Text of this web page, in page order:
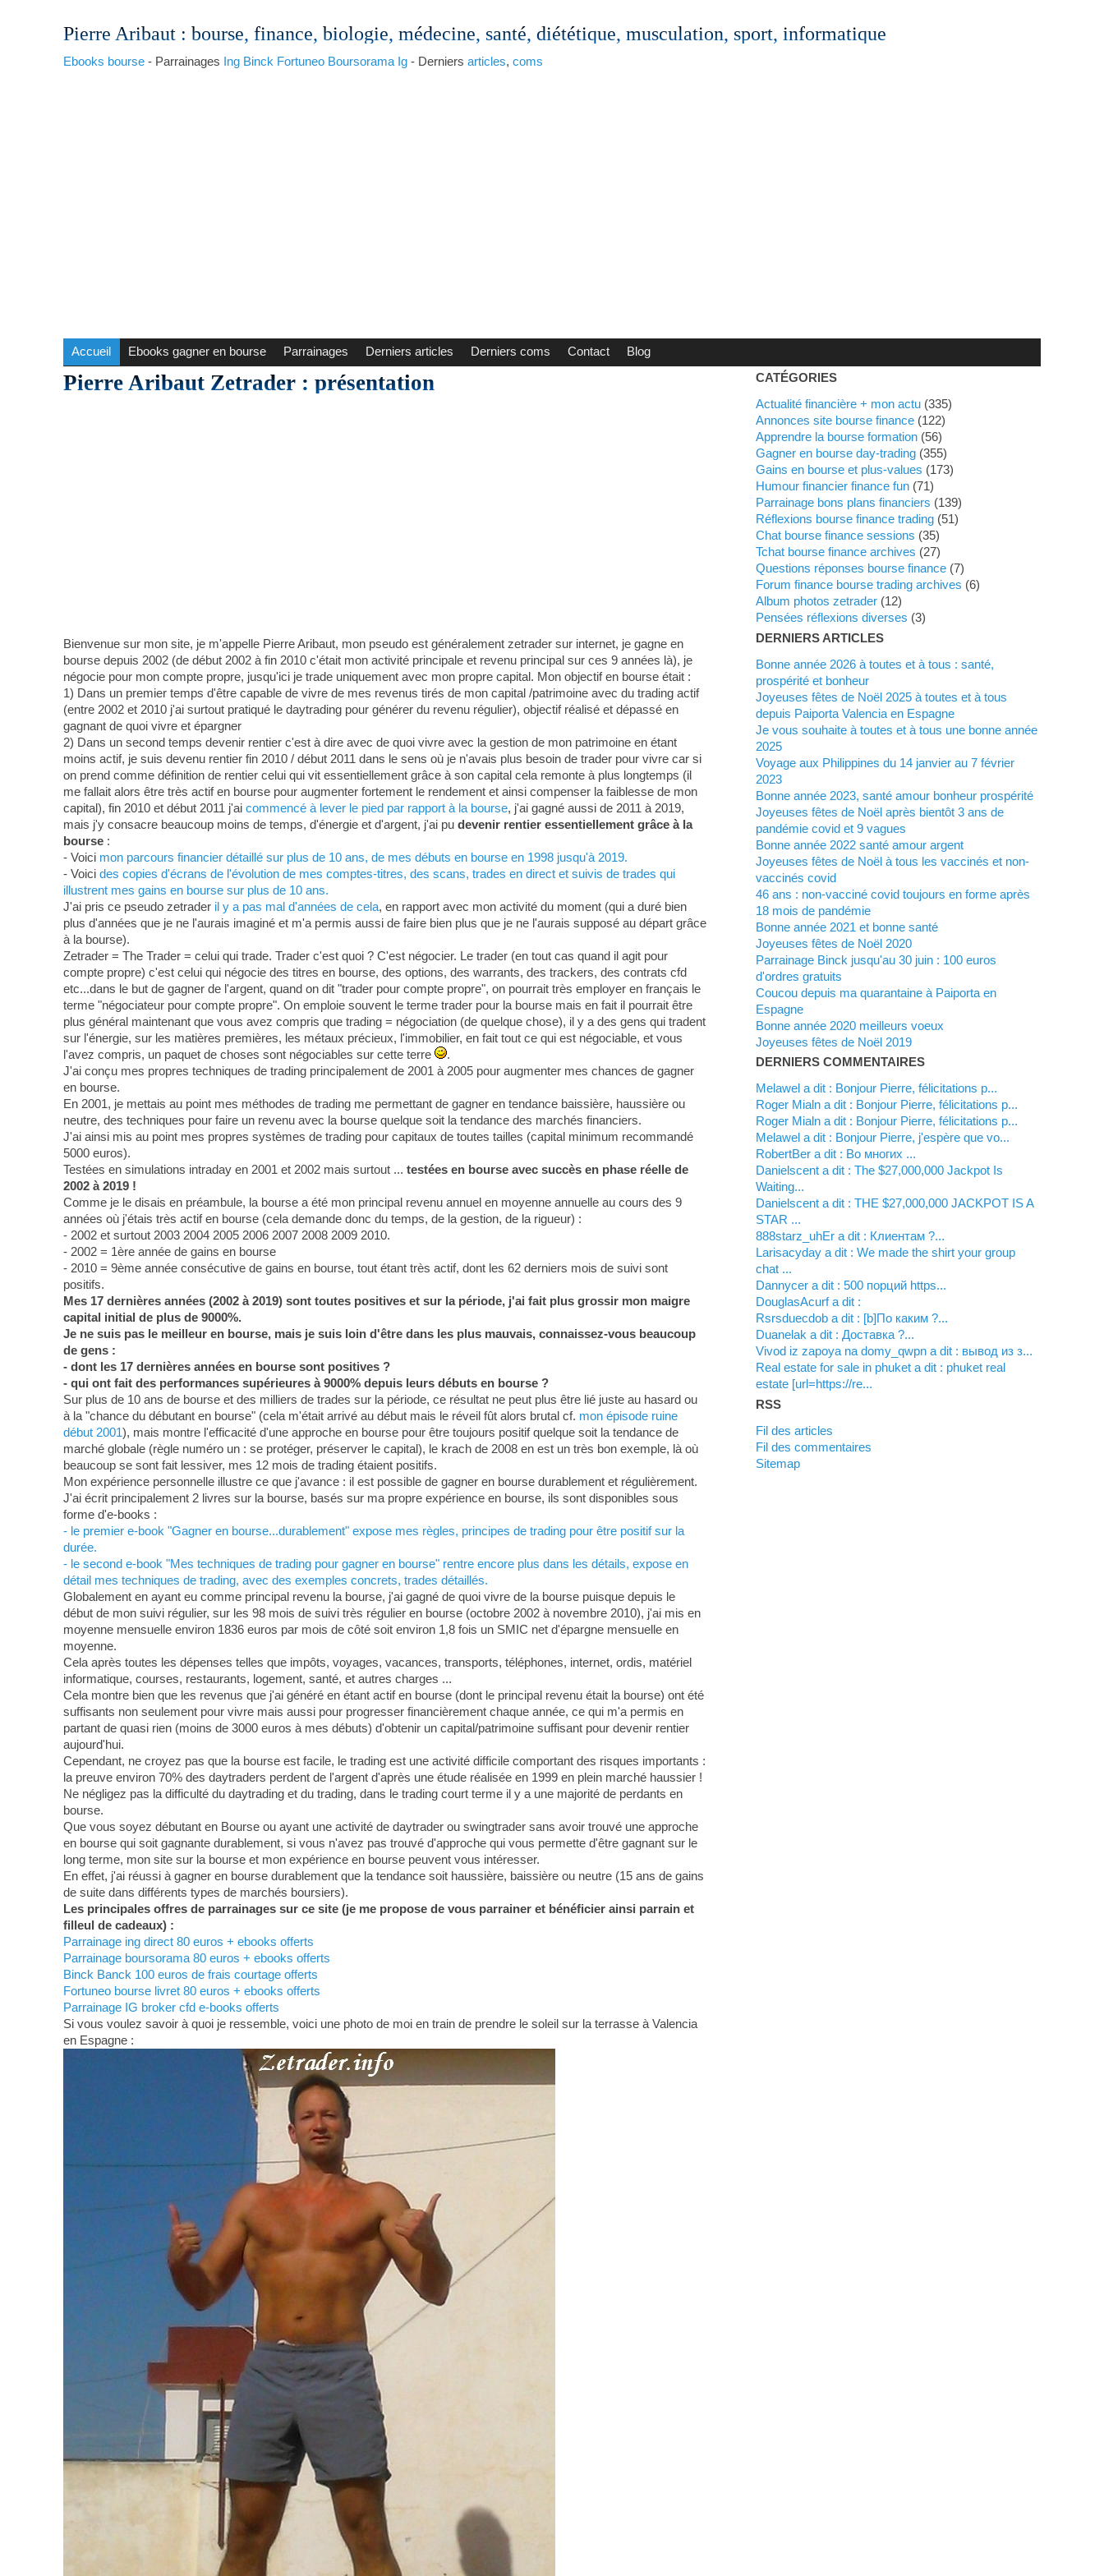
Pierre Aribaut: bourse, finance, biologie, médecine, santé, diététique, musculation, sport, informatique
Ebooks bourse- Parrainages Ing Binck Fortuneo Boursorama Ig- Derniers articles, coms
Accueil Ebooks gagner en bourse Parrainages Derniers articles Derniers coms Contact Blog
Pierre Aribaut Zetrader : présentation
Bienvenue sur mon site, je m'appelle Pierre Aribaut, mon pseudo est généralement zetrader sur internet, je gagne en
bourse depuis 2002 (de début 2002 à fin 2010 c'était mon activité principale et revenu principal sur ces 9 années là), je
négocie pour mon compte propre, jusqu'ici je trade uniquement avec mon propre capital. Mon objectif en bourse était :
1) Dans un premier temps d'être capable de vivre de mes revenus tirés de mon capital /patrimoine avec du trading actif
(entre 2002 et 2010 j'ai surtout pratiqué le daytrading pour générer du revenu régulier), objectif réalisé et dépassé en
gagnant de quoi vivre et épargner
2) Dans un second temps devenir rentier c'est à dire avec de quoi vivre avec la gestion de mon patrimoine en étant
moins actif, je suis devenu rentier fin 2010 / début 2011 dans le sens où je n'avais plus besoin de trader pour vivre car si
on prend comme définition de rentier celui qui vit essentiellement grâce à son capital cela remonte à plus longtemps (il
me fallait alors être très actif en bourse pour augmenter fortement le rendement et ainsi compenser la faiblesse de mon
capital), fin 2010 et début 2011 j'ai commencé à lever le pied par rapport à la bourse, j'ai gagné aussi de 2011 à 2019,
mais j'y consacre beaucoup moins de temps, d'énergie et d'argent, j'ai pu devenir rentier essentiellement grâce à la
bourse:
- Voici mon parcours financier détaillé sur plus de 10 ans, de mes débuts en bourse en 1998 jusqu'à 2019.
- Voici des copies d'écrans de l'évolution de mes comptes-titres, des scans, trades en direct et suivis de trades qui
illustrent mes gains en bourse sur plus de 10 ans.
J'ai pris ce pseudo zetrader il y a pas mal d'années de cela, en rapport avec mon activité du moment (qui a duré bien
plus d'années que je ne l'aurais imaginé et m'a permis aussi de faire bien plus que je ne l'aurais supposé au départ grâce
à la bourse).
Zetrader = The Trader = celui qui trade. Trader c'est quoi ? C'est négocier. Le trader (en tout cas quand il agit pour
compte propre) c'est celui qui négocie des titres en bourse, des options, des warrants, des trackers, des contrats cfd
etc...dans le but de gagner de l'argent, quand on dit "trader pour compte propre", on pourrait très employer en français le
terme "négociateur pour compte propre". On emploie souvent le terme trader pour la bourse mais en fait il pourrait être
plus général maintenant que vous avez compris que trading = négociation (de quelque chose), il y a des gens qui tradent
sur l'énergie, sur les matières premières, les métaux précieux, l'immobilier, en fait tout ce qui est négociable, et vous
l'avez compris, un paquet de choses sont négociables sur cette terre
.
J'ai conçu mes propres techniques de trading principalement de 2001 à 2005 pour augmenter mes chances de gagner
en bourse.
En 2001, je mettais au point mes méthodes de trading me permettant de gagner en tendance baissière, haussière ou
neutre, des techniques pour faire un revenu avec la bourse quelque soit la tendance des marchés financiers.
J'ai ainsi mis au point mes propres systèmes de trading pour capitaux de toutes tailles (capital minimum recommandé
5000 euros).
Testées en simulations intraday en 2001 et 2002 mais surtout ... testées en bourse avec succès en phase réelle de
2002 à 2019 !
Comme je le disais en préambule, la bourse a été mon principal revenu annuel en moyenne annuelle au cours des 9
années où j'étais très actif en bourse (cela demande donc du temps, de la gestion, de la rigueur) :
- 2002 et surtout 2003 2004 2005 2006 2007 2008 2009 2010.
- 2002 = 1ère année de gains en bourse
- 2010 = 9ème année consécutive de gains en bourse, tout étant très actif, dont les 62 derniers mois de suivi sont
positifs.
Mes 17 dernières années (2002 à 2019) sont toutes positives et sur la période, j'ai fait plus grossir mon maigre
capital initial de plus de 9000%.
Je ne suis pas le meilleur en bourse, mais je suis loin d'être dans les plus mauvais, connaissez-vous beaucoup
de gens :
- dont les 17 dernières années en bourse sont positives ?
- qui ont fait des performances supérieures à 9000% depuis leurs débuts en bourse ?
Sur plus de 10 ans de bourse et des milliers de trades sur la période, ce résultat ne peut plus être lié juste au hasard ou
à la "chance du débutant en bourse" (cela m'était arrivé au début mais le réveil fût alors brutal cf. mon épisode ruine
début 2001), mais montre l'efficacité d'une approche en bourse pour être toujours positif quelque soit la tendance de
marché globale (règle numéro un : se protéger, préserver le capital), le krach de 2008 en est un très bon exemple, là où
beaucoup se sont fait lessiver, mes 12 mois de trading étaient positifs.
Mon expérience personnelle illustre ce que j'avance : il est possible de gagner en bourse durablement et régulièrement.
J'ai écrit principalement 2 livres sur la bourse, basés sur ma propre expérience en bourse, ils sont disponibles sous
forme d'e-books :
- le premier e-book "Gagner en bourse...durablement" expose mes règles, principes de trading pour être positif sur la
durée.
- le second e-book "Mes techniques de trading pour gagner en bourse" rentre encore plus dans les détails, expose en
détail mes techniques de trading, avec des exemples concrets, trades détaillés.
Globalement en ayant eu comme principal revenu la bourse, j'ai gagné de quoi vivre de la bourse puisque depuis le
début de mon suivi régulier, sur les 98 mois de suivi très régulier en bourse (octobre 2002 à novembre 2010), j'ai mis en
moyenne mensuelle environ 1836 euros par mois de côté soit environ 1,8 fois un SMIC net d'épargne mensuelle en
moyenne.
Cela après toutes les dépenses telles que impôts, voyages, vacances, transports, téléphones, internet, ordis, matériel
informatique, courses, restaurants, logement, santé, et autres charges ...
Cela montre bien que les revenus que j'ai généré en étant actif en bourse (dont le principal revenu était la bourse) ont été
suffisants non seulement pour vivre mais aussi pour progresser financièrement chaque année, ce qui m'a permis en
partant de quasi rien (moins de 3000 euros à mes débuts) d'obtenir un capital/patrimoine suffisant pour devenir rentier
aujourd'hui.
Cependant, ne croyez pas que la bourse est facile, le trading est une activité difficile comportant des risques importants :
la preuve environ 70% des daytraders perdent de l'argent d'après une étude réalisée en 1999 en plein marché haussier !
Ne négligez pas la difficulté du daytrading et du trading, dans le trading court terme il y a une majorité de perdants en
bourse.
Que vous soyez débutant en Bourse ou ayant une activité de daytrader ou swingtrader sans avoir trouvé une approche
en bourse qui soit gagnante durablement, si vous n'avez pas trouvé d'approche qui vous permette d'être gagnant sur le
long terme, mon site sur la bourse et mon expérience en bourse peuvent vous intéresser.
En effet, j'ai réussi à gagner en bourse durablement que la tendance soit haussière, baissière ou neutre (15 ans de gains
de suite dans différents types de marchés boursiers).
Les principales offres de parrainages sur ce site (je me propose de vous parrainer et bénéficier ainsi parrain et
filleul de cadeaux) :
Parrainage ing direct 80 euros + ebooks offerts
Parrainage boursorama 80 euros + ebooks offerts
Binck Banck 100 euros de frais courtage offerts
Fortuneo bourse livret 80 euros + ebooks offerts
Parrainage IG broker cfd e-books offerts
Si vous voulez savoir à quoi je ressemble, voici une photo de moi en train de prendre le soleil sur la terrasse à Valencia
en Espagne :
CATÉGORIES
Actualité financière + mon actu (335)
Annonces site bourse finance (122)
Apprendre la bourse formation (56)
Gagner en bourse day-trading (355)
Gains en bourse et plus-values (173)
Humour financier finance fun (71)
Parrainage bons plans financiers (139)
Réflexions bourse finance trading (51)
Chat bourse finance sessions (35)
Tchat bourse finance archives (27)
Questions réponses bourse finance (7)
Forum finance bourse trading archives (6)
Album photos zetrader (12)
Pensées réflexions diverses (3)
DERNIERS ARTICLES
Bonne année 2026 à toutes et à tous : santé,
prospérité et bonheur
Joyeuses fêtes de Noël 2025 à toutes et à tous
depuis Paiporta Valencia en Espagne
Je vous souhaite à toutes et à tous une bonne année
2025
Voyage aux Philippines du 14 janvier au 7 février
2023
Bonne année 2023, santé amour bonheur prospérité
Joyeuses fêtes de Noël après bientôt 3 ans de
pandémie covid et 9 vagues
Bonne année 2022 santé amour argent
Joyeuses fêtes de Noël à tous les vaccinés et non-
vaccinés covid
46 ans : non-vacciné covid toujours en forme après
18 mois de pandémie
Bonne année 2021 et bonne santé
Joyeuses fêtes de Noël 2020
Parrainage Binck jusqu'au 30 juin : 100 euros
d'ordres gratuits
Coucou depuis ma quarantaine à Paiporta en
Espagne
Bonne année 2020 meilleurs voeux
Joyeuses fêtes de Noël 2019
DERNIERS COMMENTAIRES
Melawel a dit : Bonjour Pierre, félicitations p...
Roger Mialn a dit : Bonjour Pierre, félicitations p...
Roger Mialn a dit : Bonjour Pierre, félicitations p...
Melawel a dit : Bonjour Pierre, j'espère que vo...
RobertBer a dit : Во многих ...
Danielscent a dit : The $27,000,000 Jackpot Is
Waiting...
Danielscent a dit : THE $27,000,000 JACKPOT IS A
STAR ...
888starz_uhEr a dit : Клиентам ?...
Larisacyday a dit : We made the shirt your group
chat ...
Dannycer a dit : 500 порций https...
DouglasAcurf a dit :
Rsrsduecdob a dit : [b]По каким ?...
Duanelak a dit : Доставка ?...
vivod iz zapoya na domy_qwpn a dit : вывод из з...
real estate for sale in phuket a dit : phuket real
estate [url=https://re...
RSS
Fil des articles
Fil des commentaires
Sitemap